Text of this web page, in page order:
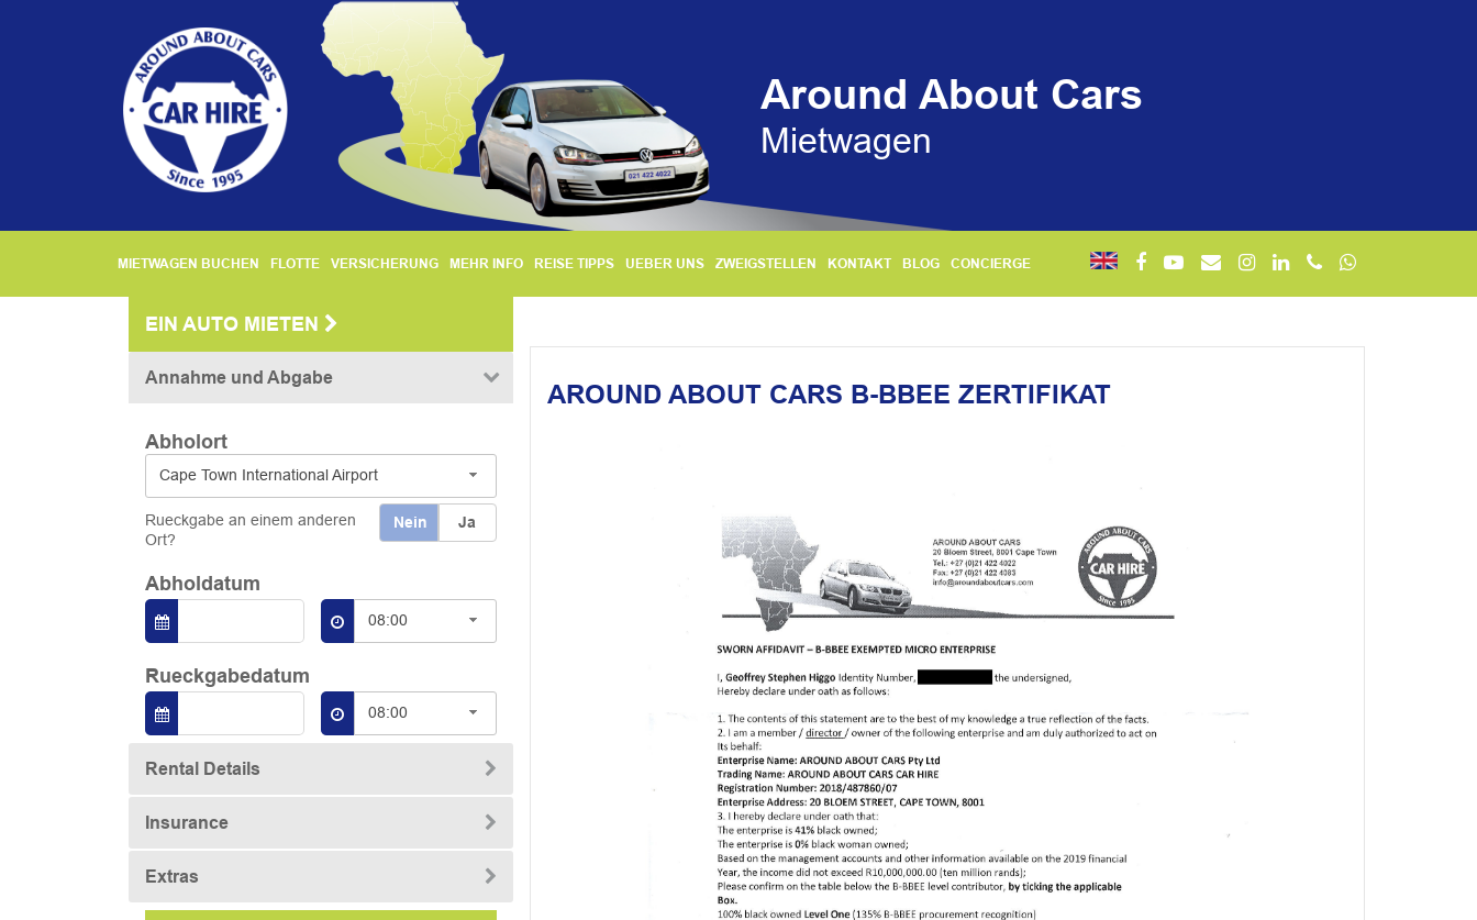
Around About Cars
Mietwagen
MIETWAGEN BUCHEN FLOTTE VERSICHERUNG MEHR INFO REISE TIPPS UEBER UNS ZWEIGSTELLEN KONTAKT BLOG CONCIERGE
EIN AUTO MIETEN
Annahme und Abgabe
Abholort
Cape Town International Airport
Rueckgabe an einem anderen
Ort?
Nein Ja
Abholdatum
08:00
Rueckgabedatum
08:00
Rental Details
Insurance
Extras
AROUND ABOUT CARS B-BBEE ZERTIFIKAT